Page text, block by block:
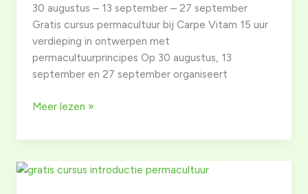
30 augustus – 13 september – 27 september
Gratis cursus permacultuur bij Carpe Vitam 15 uur
verdieping in ontwerpen met
permacultuurprincipes Op 30 augustus, 13
september en 27 september organiseert
PDC,
Permaculture
course
Meer lezen »